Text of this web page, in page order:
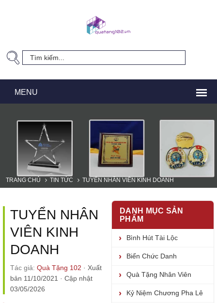
TRANG CHỦ TIN TỨC TUYỂN NHÂN VIÊN KINH DOANH
TUYỂN NHÂN
VIÊN KINH
DOANH
Tác giả: Quà Tặng 102 · Xuất
bản 11/10/2021 · Cập nhật
03/05/2026
DANH MỤC SẢN
PHẨM
Bình Hút Tài Lộc
Biển Chức Danh
Quà Tặng Nhân Viên
Kỷ Niệm Chương Pha Lê